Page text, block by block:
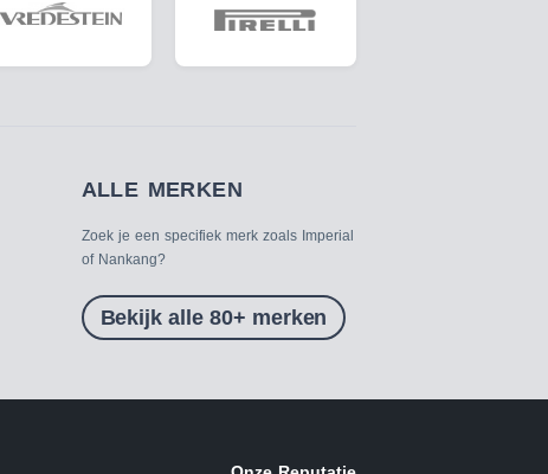
ALLE MERKEN
Zoek je een specifiek merk zoals Imperial
of Nankang?
Bekijk alle 80+ merken